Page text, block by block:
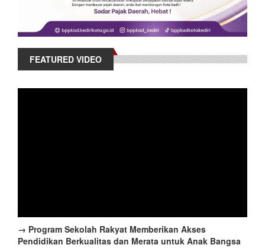
FEATURED VIDEO
→ Program Sekolah Rakyat Memberikan Akses
Pendidikan Berkualitas dan Merata untuk Anak Bangsa